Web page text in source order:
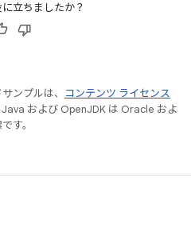
立ちましたか？
ンプルは、
コンテンツ ライセンス
および OpenJDK は Oracle およ
す。